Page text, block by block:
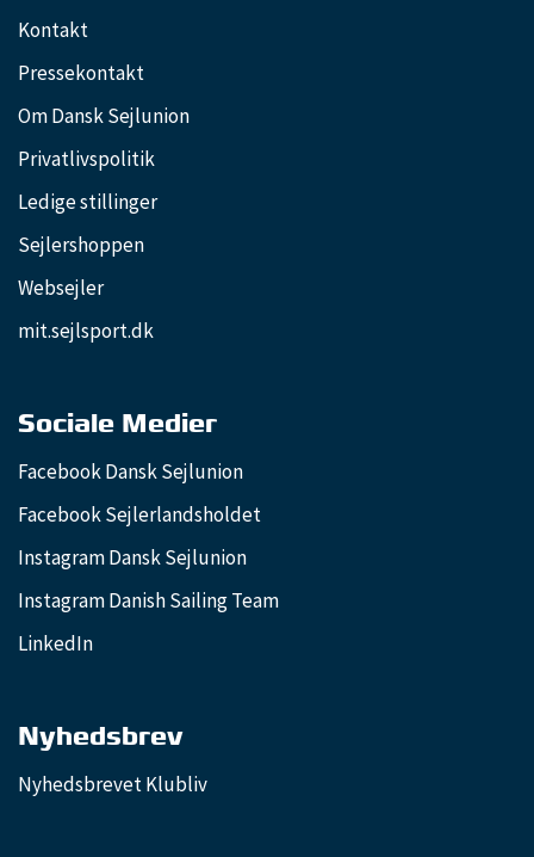
Kontakt
Pressekontakt
Om Dansk Sejlunion
Privatlivspolitik
Ledige stillinger
Sejlershoppen
Websejler
mit.sejlsport.dk
Sociale Medier
Facebook Dansk Sejlunion
Facebook Sejlerlandsholdet
Instagram Dansk Sejlunion
Instagram Danish Sailing Team
LinkedIn
Nyhedsbrev
Nyhedsbrevet Klubliv